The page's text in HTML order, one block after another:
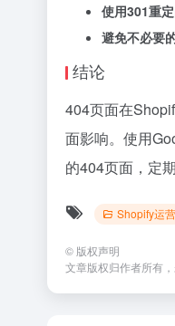
使用301重
避免不必要
结论
404页面在
面影响。使用
的404页面，定
Shopify运营
© 版权声明
文章版权归作者所有，